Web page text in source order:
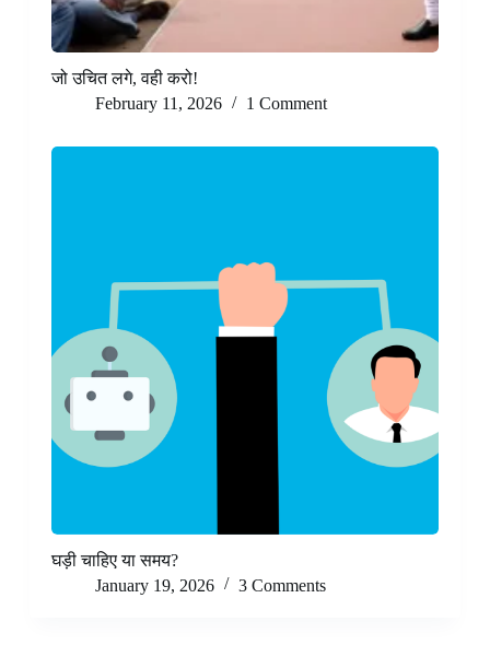
जो उचित लगे, वही करो!
February 11, 2026
1 Comment
घड़ी चाहिए या समय?
January 19, 2026
3 Comments